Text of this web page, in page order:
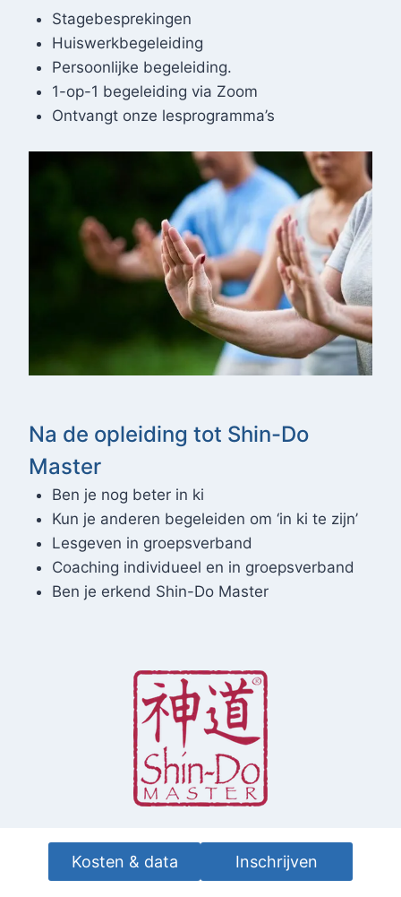
Stagebesprekingen
Huiswerkbegeleiding
Persoonlijke begeleiding.
1-op-1 begeleiding via Zoom
Ontvangt onze lesprogramma’s
Na de opleiding tot Shin-Do
Master
Ben je nog beter in ki
Kun je anderen begeleiden om ‘in ki te zijn’
Lesgeven in groepsverband
Coaching individueel en in groepsverband
Ben je erkend Shin-Do Master
Kosten & data Inschrijven